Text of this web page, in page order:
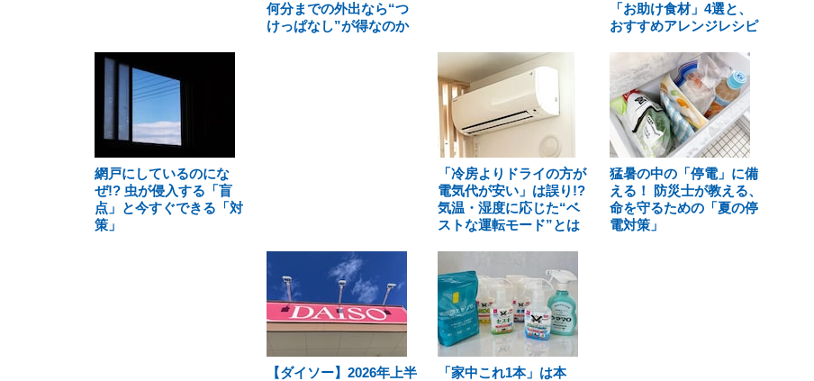
何分までの外出なら“つ
けっぱなし”が得なのか
「お助け食材」4選と、
おすすめアレンジレシピ
網戸にしているのにな
ぜ!? 虫が侵入する「盲
点」と今すぐできる「対
策」
「冷房よりドライの方が
電気代が安い」は誤り!?
気温・湿度に応じた“ベ
ストな運転モード”とは
猛暑の中の「停電」に備
える！ 防災士が教える、
命を守るための「夏の停
電対策」
【ダイソー】2026年上半
「家中これ1本」は本